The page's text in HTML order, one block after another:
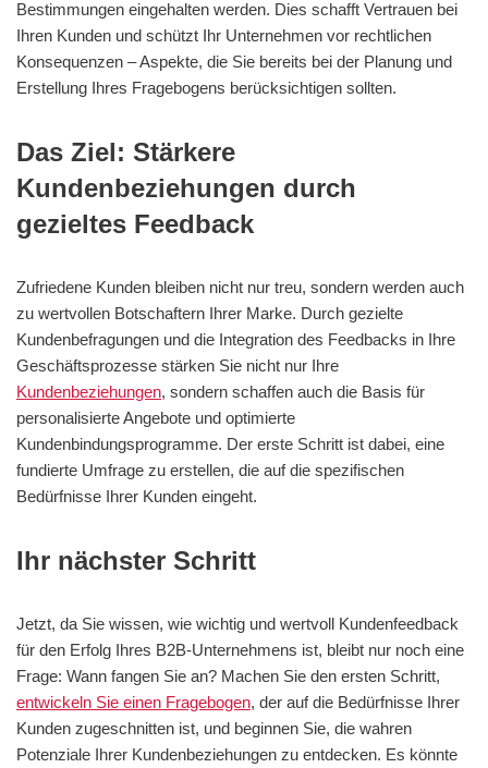
Bestimmungen eingehalten werden. Dies schafft Vertrauen bei
Ihren Kunden und schützt Ihr Unternehmen vor rechtlichen
Konsequenzen – Aspekte, die Sie bereits bei der Planung und
Erstellung Ihres Fragebogens berücksichtigen sollten.
Das Ziel: Stärkere
Kundenbeziehungen durch
gezieltes Feedback
Zufriedene Kunden bleiben nicht nur treu, sondern werden auch
zu wertvollen Botschaftern Ihrer Marke. Durch gezielte
Kundenbefragungen und die Integration des Feedbacks in Ihre
Geschäftsprozesse stärken Sie nicht nur Ihre
Kundenbeziehungen, sondern schaffen auch die Basis für
personalisierte Angebote und optimierte
Kundenbindungsprogramme. Der erste Schritt ist dabei, eine
fundierte Umfrage zu erstellen, die auf die spezifischen
Bedürfnisse Ihrer Kunden eingeht.
Ihr nächster Schritt
Jetzt, da Sie wissen, wie wichtig und wertvoll Kundenfeedback
für den Erfolg Ihres B2B-Unternehmens ist, bleibt nur noch eine
Frage: Wann fangen Sie an? Machen Sie den ersten Schritt,
entwickeln Sie einen Fragebogen, der auf die Bedürfnisse Ihrer
Kunden zugeschnitten ist, und beginnen Sie, die wahren
Potenziale Ihrer Kundenbeziehungen zu entdecken. Es könnte